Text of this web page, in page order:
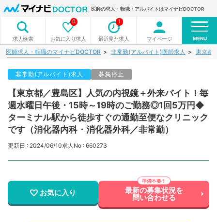
医師の求人・転職・アルバイトはマイナビDOCTOR
求人検索 お気に入り求人
0
最近見た求人
1
マイページ MENU
医師求人・転職のマイナビDOCTOR 非常勤(アルバイト)医師求人 東京都
非常勤(アルバイト)求人 募集停止
【東京都／豊島区】人気の内視鏡＋外来バイト！毎
週水曜日午後・15時～19時のご勤務◎1回5万円◆
ターミナル駅から徒歩すぐの通勤至便なクリニック
です（消化器内科・消化器外科／非常勤）
更新日 : 2024/06/10求人No : 660273
お気に入り 最新の募集状況を
問い合わせる